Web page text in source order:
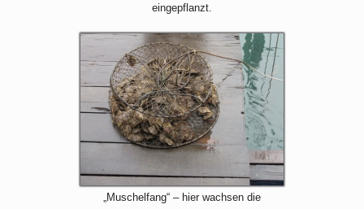
eingepflanzt.
„Muschelfang“ – hier wachsen die